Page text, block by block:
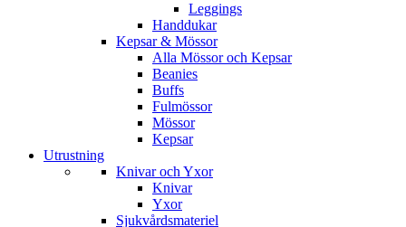
Leggings
Handdukar
Kepsar & Mössor
Alla Mössor och Kepsar
Beanies
Buffs
Fulmössor
Mössor
Kepsar
Utrustning
Knivar och Yxor
Knivar
Yxor
Sjukvårdsmateriel